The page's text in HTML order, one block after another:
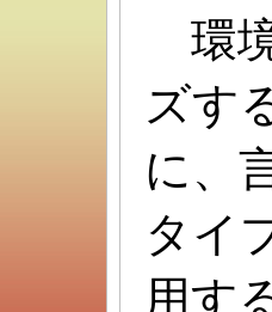
環
ズす
に、
タイ
用す